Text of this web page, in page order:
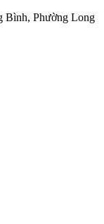
Bình, Phường Long